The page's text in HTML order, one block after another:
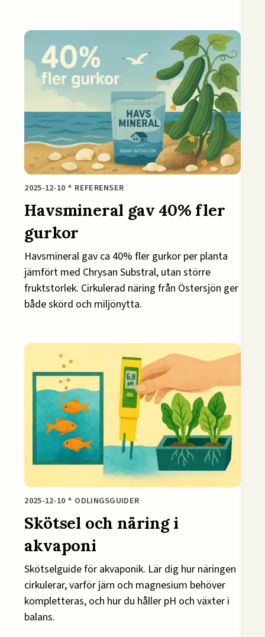
2025-12-10 REFERENSER
Havsmineral gav 40% fler
gurkor
Havsmineral gav ca 40% fler gurkor per planta
jämfört med Chrysan Substral, utan större
fruktstorlek. Cirkulerad näring från Östersjön ger
både skörd och miljönytta.
2025-12-10 ODLINGSGUIDER
Skötsel och näring i
akvaponi
Skötselguide för akvaponik. Lär dig hur näringen
cirkulerar, varför järn och magnesium behöver
kompletteras, och hur du håller pH och växter i
balans.